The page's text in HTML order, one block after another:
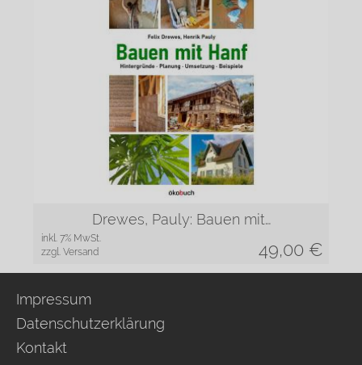
Drewes, Pauly: Bauen mit…
inkl. 7% MwSt.
zzgl. Versand
49,00 €
Impressum
Datenschutzerklärung
Kontakt